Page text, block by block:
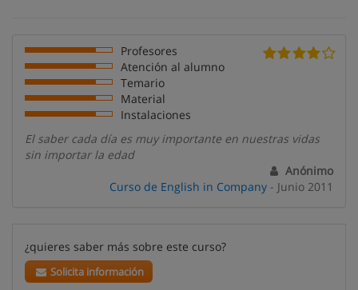
Profesores
Atención al alumno
Temario
Material
Instalaciones
El saber cada día es muy importante en nuestras vidas
sin importar la edad
Anónimo
Curso de English in Company - Junio 2011
¿quieres saber más sobre este curso?
Solicita información